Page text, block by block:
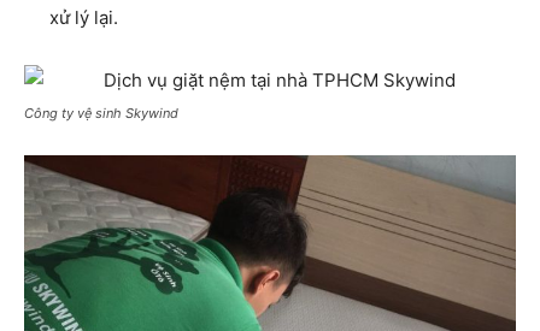
xử lý lại.
Công ty vệ sinh Skywind